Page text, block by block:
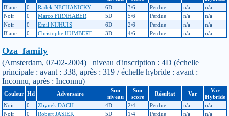
Blanc
0 Radek NECHANICKY 6D 3/6 Perdue n/a
n/a
Noir
0 Marco FIRNHABER 5D 5/6 Perdue n/a
n/a
Noir
0 Emil NIJHUIS 6D 2/6 Perdue n/a
n/a
Blanc
0 Christophe HUMBERT 3D 4/6 Perdue n/a n/a
Oza_family
(Amsterdam, 07-02-2004) niveau d'inscription : 4D (échelle
principale : avant : 338, après : 319 / échelle hybride : avant :
Inconnu, après : Inconnu)
Couleur Hd Adversaire
Son
niveau
Son
score
Résultat Var
Var
Hybride
Noir
0 Zbynek DACH 4D 2/4 Perdue n/a
n/a
Noir
0 Robert JASIEK 5D 1/4 Perdue n/a n/a